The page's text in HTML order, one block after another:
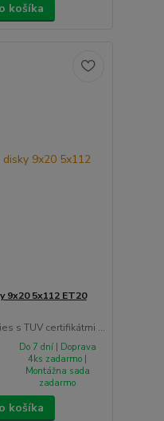
košíka
9x20 5x112 ET20
s TUV certifikátmi ...
Do 7 dní | Doprava
4ks zadarmo |
Montážna sada
zadarmo
košíka